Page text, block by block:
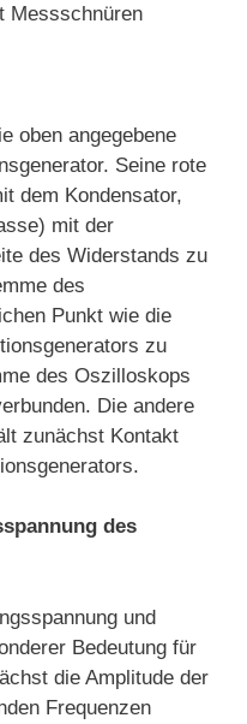
Messschnüren
oben angegebene
Seine rote
dem Kondensator,
mit der
des Widerstands zu
des
Punkt wie die
zu
des Oszilloskops
Die andere
zunächst Kontakt
des
und
Bedeutung für
die Amplitude der
Frequenzen